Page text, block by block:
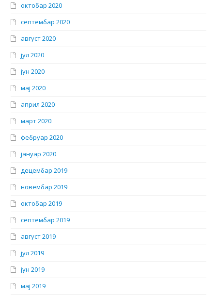
октобар 2020
септембар 2020
август 2020
јул 2020
јун 2020
мај 2020
април 2020
март 2020
фебруар 2020
јануар 2020
децембар 2019
новембар 2019
октобар 2019
септембар 2019
август 2019
јул 2019
јун 2019
мај 2019